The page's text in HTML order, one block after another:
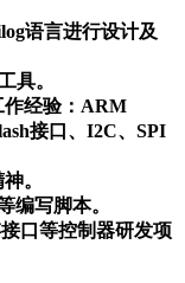
语言进行设计及
具。
作经验：ARM
接口、I2C、SPI
。
编写脚本。
口等控制器研发项